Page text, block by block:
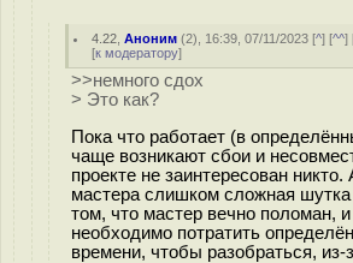
4.22 ,Аноним (2), 16:39, 07/11/2023 [^] [^^]
[к модератору]
>>немного сдох
> Это как?
Пока что работает (в
чаще возникают сбои и
проекте не заинтересован никто.
мастера слишком сложная
том, что мастер вечно поломан,
необходимо потратить
времени, чтобы разобраться, из-